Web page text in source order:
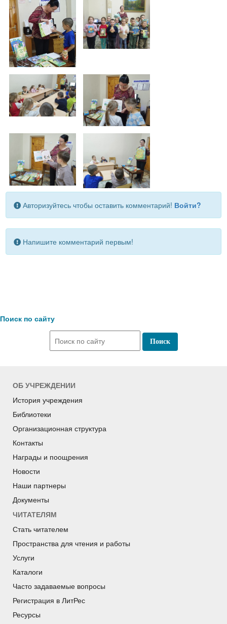
Авторизуйтесь чтобы оставить комментарий! Войти?
Напишите комментарий первым!
Поиск по сайту
ОБ УЧРЕЖДЕНИИ
История учреждения
Библиотеки
Организационная структура
Контакты
Награды и поощрения
Новости
Наши партнеры
Документы
ЧИТАТЕЛЯМ
Стать читателем
Пространства для чтения и работы
Услуги
Каталоги
Часто задаваемые вопросы
Регистрация в ЛитРес
Ресурсы